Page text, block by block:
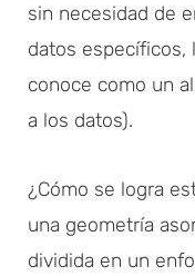
sin necesidad de
datos específicos,
conoce como un
a los datos).
¿Cómo se logra
una geometría
dividida en un